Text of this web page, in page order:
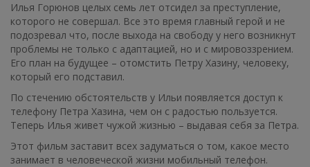
Илья Горюнов целых семь лет отсидел за преступление,
которого не совершал. Все это время главный герой и не
подозревал что, после выхода на свободу у него возникнут
проблемы не только с адаптацией, но и с мировоззрением.
Его план на будущее – отомстить Петру Хазину, человеку,
который его подставил.
По стечению обстоятельств у Ильи появляется доступ к
телефону Петра Хазина, чем он с радостью пользуется.
Теперь Илья живет чужой жизнью – выдавая себя за Петра.
Этот фильм заставит всех задуматься о том, какое место
занимает в человеческой жизни мобильный телефон.